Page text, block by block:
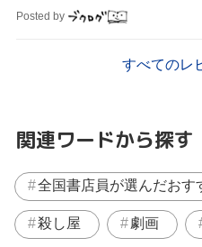
Posted by
すべてのレ
関連ワードから探す
全国書店員が選んだおす
殺し屋 劇画